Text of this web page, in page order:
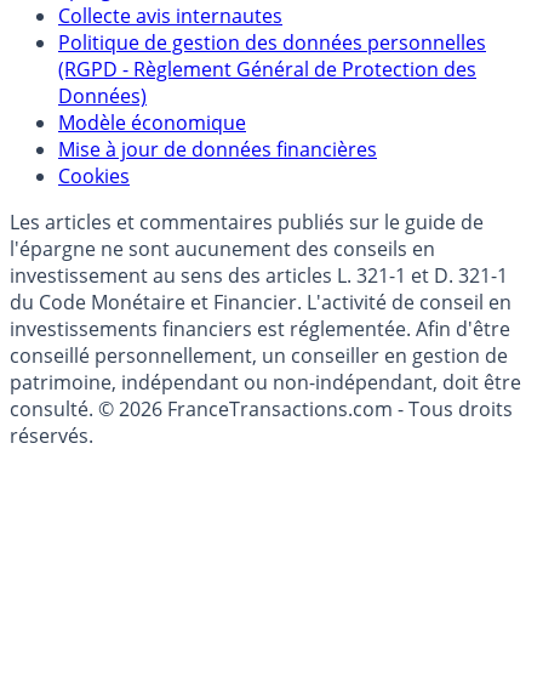
Politique de référencement des placements
épargne
Collecte avis internautes
Politique de gestion des données personnelles
(RGPD - Règlement Général de Protection des
Données)
Modèle économique
Cookies
Les articles et commentaires publiés sur le guide de
l'épargne ne sont aucunement des conseils en
investissement au sens des articles L. 321-1 et D. 321-1
du Code Monétaire et Financier. L'activité de conseil en
investissements financiers est réglementée. Afin d'être
conseillé personnellement, un conseiller en gestion de
patrimoine, indépendant ou non-indépendant, doit être